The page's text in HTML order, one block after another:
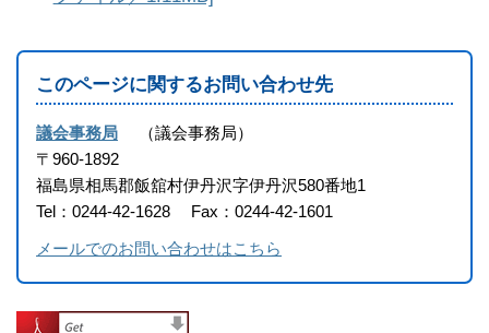
このページに関するお問い合わせ先
議会事務局
議会事務局
〒960-1892
福島県相馬郡飯舘村伊丹沢字伊丹沢580番地1
Tel：0244-42-1628
Fax：0244-42-1601
メールでのお問い合わせはこちら